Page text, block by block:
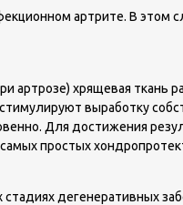
артрите. В этом
артрозе) хрящевая
выработку
Для достижения
простых
дегенеративных